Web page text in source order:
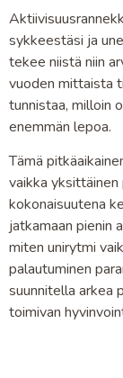
sykkeestäsi ja
tekee niistä niin
vuoden mittaista
tunnistaa, milloin
enemmän lepoa.
Tämä
vaikka
kokonaisuutena
jatkamaan pienin
miten unirytmi
palautuminen
suunnitella arkea
toimivan